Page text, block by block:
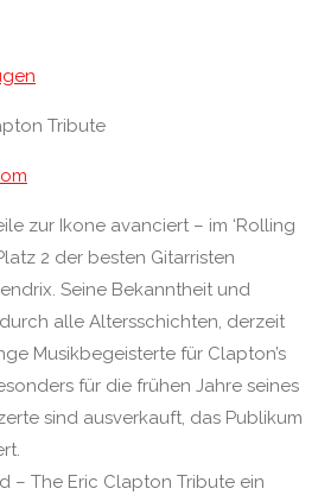
Tribute
zur Ikone avanciert – im ‘Rolling
2 der besten Gitarristen
Seine Bekanntheit und
alle Altersschichten, derzeit
Musikbegeisterte für Clapton’s
für die frühen Jahre seines
sind ausverkauft, das Publikum
– The Eric Clapton Tribute ein